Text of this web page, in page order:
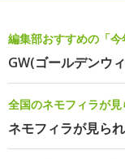
編集部おすすめの「
GW(ゴールデンウ
全国のネモフィラが
ネモフィラが見ら